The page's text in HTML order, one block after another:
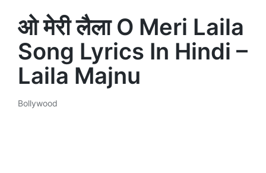
ओ मेरी लैला O Meri Laila
Song Lyrics In Hindi –
Laila Majnu
Posted
Bollywood